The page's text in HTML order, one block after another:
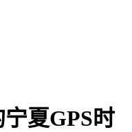
夏GPS时